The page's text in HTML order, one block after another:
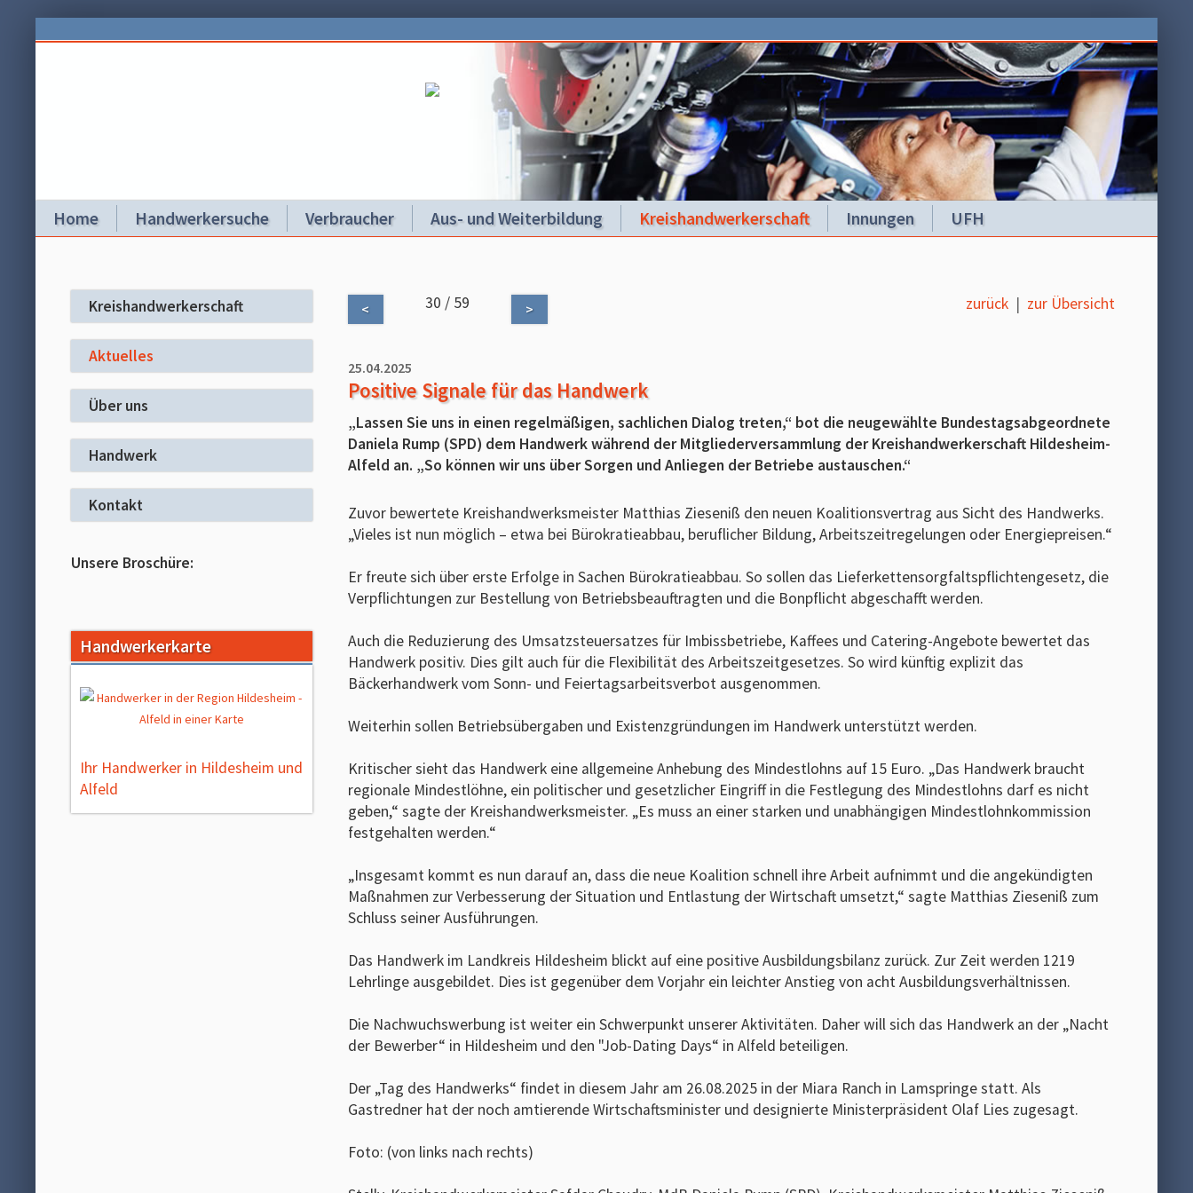
Home Handwerkersuche Verbraucher Aus- und Weiterbildung Kreishandwerkerschaft Innungen UFH
Kreishandwerkerschaft
Aktuelles
Über uns
Handwerk
Kontakt
Unsere Broschüre:
Handwerkerkarte
Ihr Handwerker in Hildesheim und
Alfeld
< 30 / 59 > zurück| zur Übersicht
25.04.2025
Positive Signale für das Handwerk
„Lassen Sie uns in einen regelmäßigen, sachlichen Dialog treten,“ bot die neugewählte Bundestagsabgeordnete
Daniela Rump (SPD) dem Handwerk während der Mitgliederversammlung der Kreishandwerkerschaft Hildesheim-
Alfeld an. „So können wir uns über Sorgen und Anliegen der Betriebe austauschen.“
Zuvor bewertete Kreishandwerksmeister Matthias Zieseniß den neuen Koalitionsvertrag aus Sicht des Handwerks.
„Vieles ist nun möglich – etwa bei Bürokratieabbau, beruflicher Bildung, Arbeitszeitregelungen oder Energiepreisen.“
Er freute sich über erste Erfolge in Sachen Bürokratieabbau. So sollen das Lieferkettensorgfaltspflichtengesetz, die
Verpflichtungen zur Bestellung von Betriebsbeauftragten und die Bonpflicht abgeschafft werden.
Auch die Reduzierung des Umsatzsteuersatzes für Imbissbetriebe, Kaffees und Catering-Angebote bewertet das
Handwerk positiv. Dies gilt auch für die Flexibilität des Arbeitszeitgesetzes. So wird künftig explizit das
Bäckerhandwerk vom Sonn- und Feiertagsarbeitsverbot ausgenommen.
Weiterhin sollen Betriebsübergaben und Existenzgründungen im Handwerk unterstützt werden.
Kritischer sieht das Handwerk eine allgemeine Anhebung des Mindestlohns auf 15 Euro. „Das Handwerk braucht
regionale Mindestlöhne, ein politischer und gesetzlicher Eingriff in die Festlegung des Mindestlohns darf es nicht
geben,“ sagte der Kreishandwerksmeister. „Es muss an einer starken und unabhängigen Mindestlohnkommission
festgehalten werden.“
„Insgesamt kommt es nun darauf an, dass die neue Koalition schnell ihre Arbeit aufnimmt und die angekündigten
Maßnahmen zur Verbesserung der Situation und Entlastung der Wirtschaft umsetzt,“ sagte Matthias Zieseniß zum
Schluss seiner Ausführungen.
Das Handwerk im Landkreis Hildesheim blickt auf eine positive Ausbildungsbilanz zurück. Zur Zeit werden 1219
Lehrlinge ausgebildet. Dies ist gegenüber dem Vorjahr ein leichter Anstieg von acht Ausbildungsverhältnissen.
Die Nachwuchswerbung ist weiter ein Schwerpunkt unserer Aktivitäten. Daher will sich das Handwerk an der „Nacht
der Bewerber“ in Hildesheim und den "Job-Dating Days“ in Alfeld beteiligen.
Der „Tag des Handwerks“ findet in diesem Jahr am 26.08.2025 in der Miara Ranch in Lamspringe statt. Als
Gastredner hat der noch amtierende Wirtschaftsminister und designierte Ministerpräsident Olaf Lies zugesagt.
Foto: (von links nach rechts)